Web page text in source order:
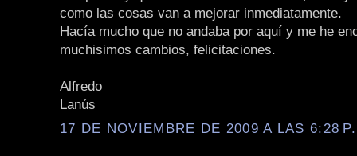
como las cosas van a mejorar inmediatamente.
Hacía mucho que no andaba por aquí y me he
muchisimos cambios, felicitaciones.
Alfredo
Lanús
17 DE NOVIEMBRE DE 2009 A LAS 6:28